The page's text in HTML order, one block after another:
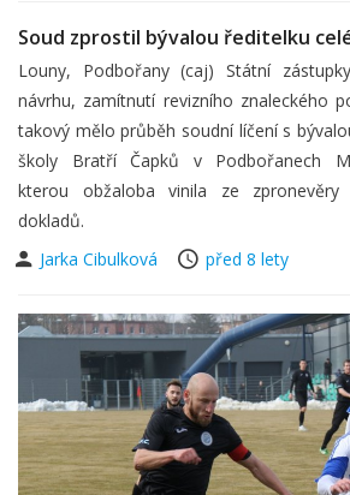
Soud zprostil bývalou ředitelku
Louny, Podbořany (caj) Státní
návrhu, zamítnutí revizního znaleckého
takový mělo průběh soudní líčení s
školy Bratří Čapků v Podbořanech
kterou obžaloba vinila ze zpronevěry
dokladů.
Jarka Cibulková
před 8 lety